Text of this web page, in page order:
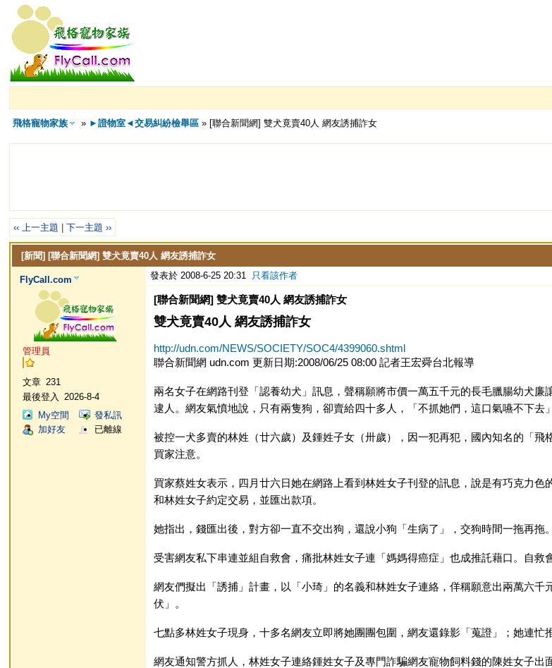
飛格寵物家族 » ►證物室◄交易糾紛檢舉區 » [聯合新聞網] 雙犬竟賣40人 網友誘捕詐女
‹‹ 上一主題 |下一主題 ››
[新聞] [聯合新聞網] 雙犬竟賣40人 網友誘捕詐女
FlyCall.com
管理員
文章 231
最後登入
2026-8-4
My空間
發私訊
加好友
已離線
發表於 2008-6-25 20:31 只看該作者
[聯合新聞網] 雙犬竟賣40人 網友誘捕詐女
雙犬竟賣40人 網友誘捕詐女
http://udn.com/NEWS/SOCIETY/SOC4/4399060.shtml
聯合新聞網 udn.com 更新日期:2008/06/25 08:00 記者王宏舜台北報導
兩名女子在網路刊登「認養幼犬」訊息，聲稱願將市價一萬五千元的長毛臘腸幼犬
逮人。網友氣憤地說，只有兩隻狗，卻賣給四十多人，「不抓她們，這口氣嚥不下去」
被控一犬多賣的林姓（廿六歲）及鍾姓子女（卅歲），因一犯再犯，國內知名的「
買家注意。
買家蔡姓女表示，四月廿六日她在網路上看到林姓女子刊登的訊息，說是有巧克力
和林姓女子約定交易，並匯出款項。
她指出，錢匯出後，對方卻一直不交出狗，還說小狗「生病了」，交狗時間一拖再
受害網友私下串連並組自救會，痛批林姓女子連「媽媽得癌症」也成推託藉口。自救
網友們擬出「誘捕」計畫，以「小琦」的名義和林姓女子連絡，佯稱願意出兩萬六
伏」。
七點多林姓女子現身，十多名網友立即將她團團包圍，網友還錄影「蒐證」；她連忙
網友通知警方抓人，林姓女子連絡鍾姓女子及專門詐騙網友寵物飼料錢的陳姓女子